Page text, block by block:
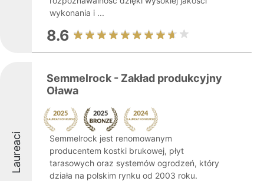
wykonania i ...
8.6
Laureaci
Semmelrock - Zakład produkcyjny
Oława
Semmelrock jest renomowanym
producentem kostki brukowej, płyt
tarasowych oraz systemów ogrodzeń, który
działa na polskim rynku od 2003 roku.